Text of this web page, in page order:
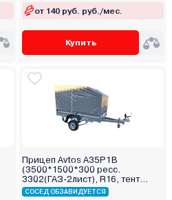
от 140 руб. руб./мес.
Купить
Прицеп Avtos A35P1B
(3500*1500*300 ресс.
3302(ГАЗ-2лист), R16, тент
400мм)
СОСЕД ОБЗАВИДУЕТСЯ